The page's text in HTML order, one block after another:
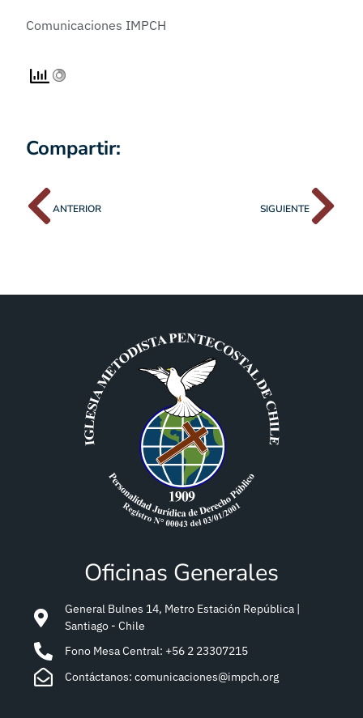
Comunicaciones IMPCH
Compartir:
ANTERIOR SIGUIENTE
Oficinas Generales
General Bulnes 14, Metro Estación República |
Santiago - Chile
Fono Mesa Central: +56 2 23307215
Contáctanos: comunicaciones@impch.org